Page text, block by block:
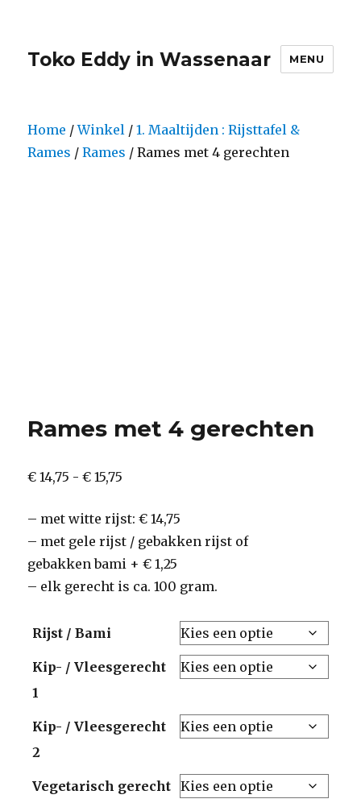
Toko Eddy in Wassenaar MENU
Home /Winkel /1. Maaltijden : Rijsttafel &
Rames /Rames / Rames met 4 gerechten
Rames met 4 gerechten
€ 14,75 - € 15,75
tot
€ 15,75
– met witte rijst: € 14,75
– met gele rijst / gebakken rijst of
gebakken bami + € 1,25
– elk gerecht is ca. 100 gram.
Rijst / Bami
Kip- / Vleesgerecht
1
Kip- / Vleesgerecht
2
Vegetarisch gerecht